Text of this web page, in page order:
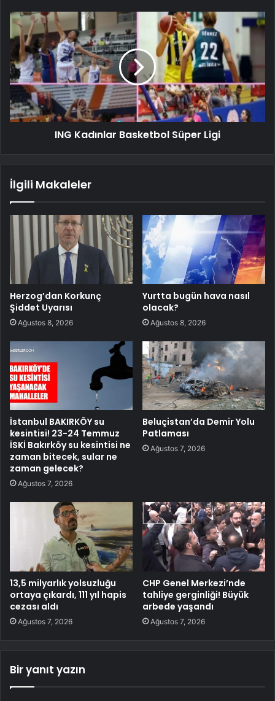
ING Kadınlar Basketbol Süper Ligi
İlgili Makaleler
Herzog’dan Korkunç
Şiddet Uyarısı
Ağustos 8, 2026
Yurtta bugün hava nasıl
olacak?
Ağustos 8, 2026
İstanbul BAKIRKÖY su
kesintisi! 23-24 Temmuz
İSKİ Bakırköy su kesintisi ne
zaman bitecek, sular ne
zaman gelecek?
Ağustos 7, 2026
Beluçistan’da Demir Yolu
Patlaması
Ağustos 7, 2026
13,5 milyarlık yolsuzluğu
ortaya çıkardı, 111 yıl hapis
cezası aldı
Ağustos 7, 2026
CHP Genel Merkezi’nde
tahliye gerginliği! Büyük
arbede yaşandı
Ağustos 7, 2026
Bir yanıt yazın